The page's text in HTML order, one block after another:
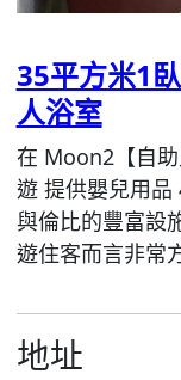
35平方米1
人浴室
在 Moon2【自
遊 提供嬰兒用品
與倫比的豐富設
遊住客而言非常
地址